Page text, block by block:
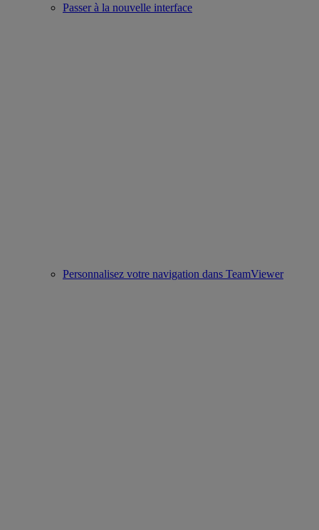
Passer à la nouvelle interface
Personnalisez votre navigation dans TeamViewer